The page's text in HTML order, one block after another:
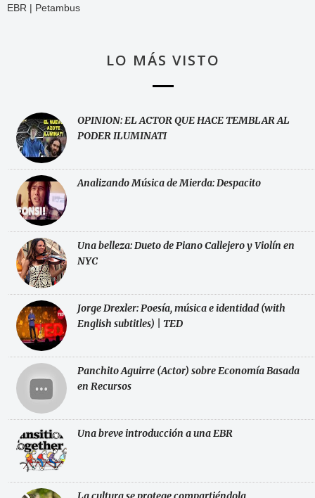
EBR | Petambus
LO MÁS VISTO
OPINION: EL ACTOR QUE HACE TEMBLAR AL
PODER ILUMINATI
Analizando Música de Mierda: Despacito
Una belleza: Dueto de Piano Callejero y Violín en
NYC
Jorge Drexler: Poesía, música e identidad (with
English subtitles) | TED
Panchito Aguirre (Actor) sobre Economía Basada
en Recursos
Una breve introducción a una EBR